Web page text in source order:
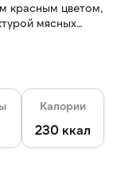
красным цветом,
мясных
это
— буженина.
коптить и
Калории
230 ккал